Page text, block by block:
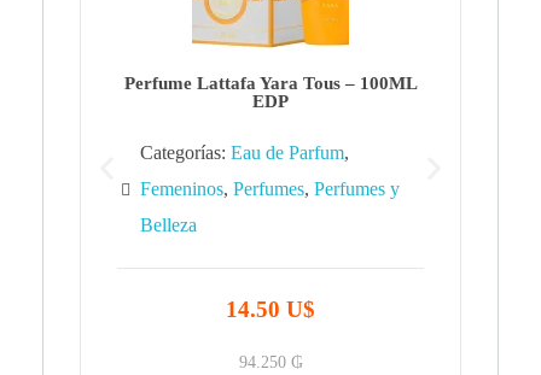
Perfume Lattafa Yara Tous – 100ML
EDP
Categorías: Eau de Parfum,
Femeninos, Perfumes, Perfumes y
Belleza
14.50 U$
94.250 ₲